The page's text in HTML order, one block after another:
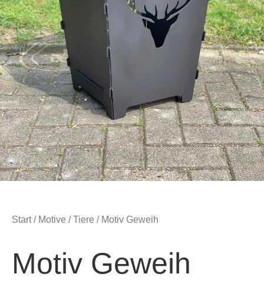
Start/ Motive /Tiere / Motiv Geweih
Motiv Geweih